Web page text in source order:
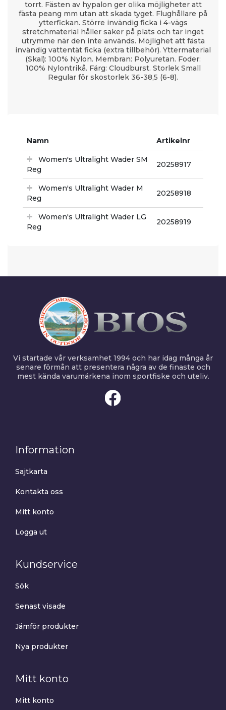
torrt. Fästen av hypalon ger olika möjligheter att
fästa peang mm utan att skada tyget. Flughållare på
ytterfickan. Större invändig ficka i 4-vägs
stretchmaterial håller saker på plats och tar inget
utrymme när den inte används. Möjlighet att fästa
invändig vattentät ficka (extra tillbehör). Yttermaterial
(Skal): 100% Nylon. Membran: Polyuretan. Foder:
100% Nylontrikå. Färg: Cloudburst. Storlek Small
Regular för skostorlek 36-38,5 (6-8).
Namn Artikelnr
Women's Ultralight Wader SM
Reg
20258917
Women's Ultralight Wader M
Reg
20258918
Women's Ultralight Wader LG
Reg
20258919
Vi startade vår verksamhet 1994 och har idag många år
senare förmån att presentera några av de finaste och
mest kända varumärkena inom sportfiske och uteliv.
Information
Sajtkarta
Kontakta oss
Mitt konto
Logga ut
Kundservice
Sök
Senast visade
Jämför produkter
Nya produkter
Mitt konto
Mitt konto